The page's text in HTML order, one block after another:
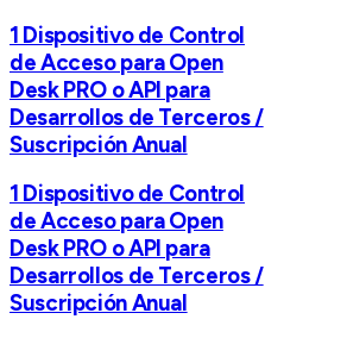
1 Dispositivo de Control
de Acceso para Open
Desk PRO o API para
Desarrollos de Terceros /
Suscripción Anual
1 Dispositivo de Control
de Acceso para Open
Desk PRO o API para
Desarrollos de Terceros /
Suscripción Anual